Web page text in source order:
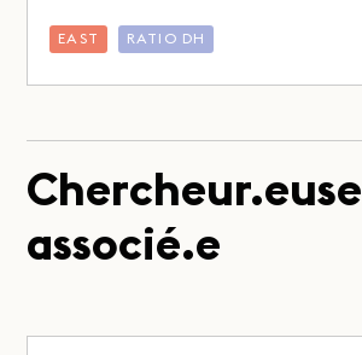
EAST RATIO DH
Chercheur.euse
associé.e